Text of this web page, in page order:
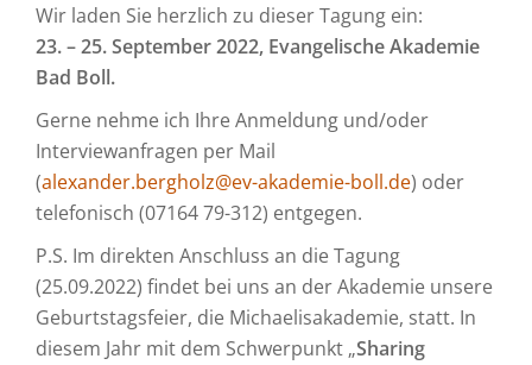
Wir laden Sie herzlich zu dieser Tagung ein:
23. – 25. September 2022, Evangelische Akademie
Bad Boll.
Gerne nehme ich Ihre Anmeldung und/oder
Interviewanfragen per Mail
(alexander.bergholz@ev-akademie-boll.de) oder
telefonisch (07164 79-312) entgegen.
P.S. Im direkten Anschluss an die Tagung
(25.09.2022) findet bei uns an der Akademie unsere
Geburtstagsfeier, die Michaelisakademie, statt. In
diesem Jahr mit dem Schwerpunkt „Sharing